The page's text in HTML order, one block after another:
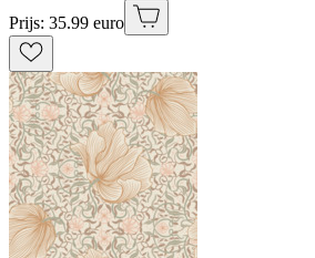
Prijs: 35.99 euro